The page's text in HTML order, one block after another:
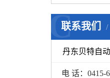
联系我们
C
丹东贝特自
电 话： 0415-